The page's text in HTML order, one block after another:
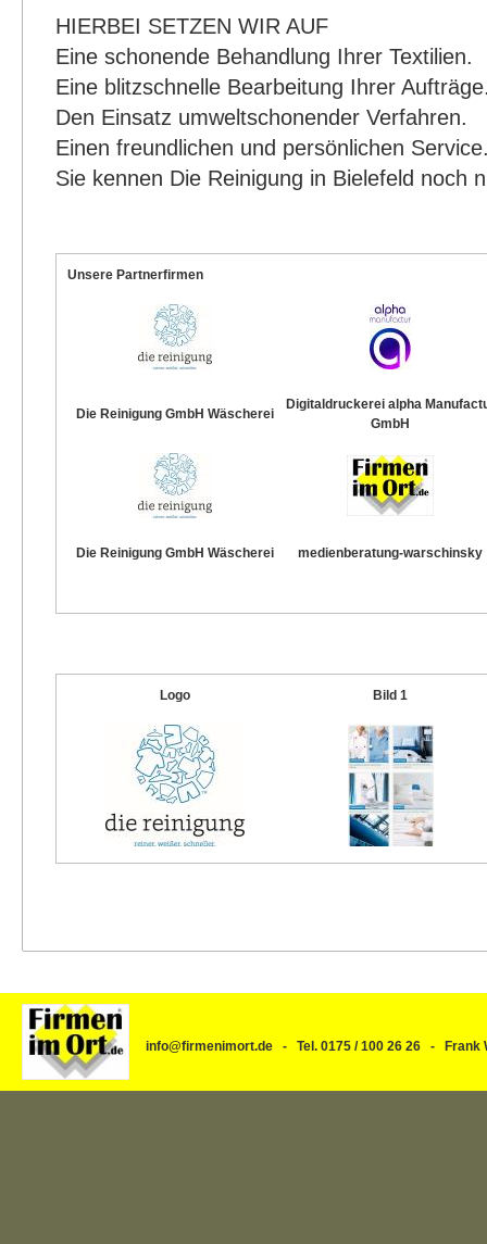
HIERBEI SETZEN WIR AUF
Eine schonende Behandlung Ihrer Textilien.
Eine blitzschnelle Bearbeitung Ihrer
Den Einsatz umweltschonender Verfahren.
Einen freundlichen und persönlichen
Sie kennen Die Reinigung in Bielefeld noch
Unsere Partnerfirmen
Die Reinigung GmbH Wäscherei
Digitaldruckerei alpha
GmbH
Die Reinigung GmbH Wäscherei medienberatung-warschinsky
Logo Bild 1
info@firmenimort.de - Tel. 0175 / 100 26 26 -